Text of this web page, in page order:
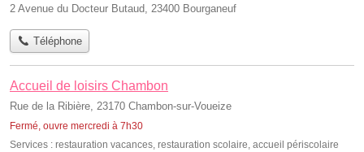
2 Avenue du Docteur Butaud, 23400 Bourganeuf
Téléphone
Accueil de loisirs Chambon
Rue de la Ribière, 23170 Chambon-sur-Voueize
Fermé, ouvre mercredi à 7h30
Services : restauration vacances restauration scolaire accueil périscolaire